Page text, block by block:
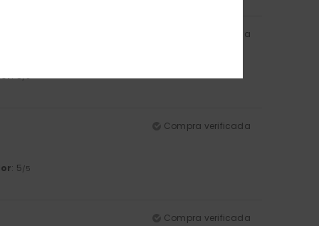
Compra verificada
: 5/5
Compra verificada
: 5/5
Compra verificada